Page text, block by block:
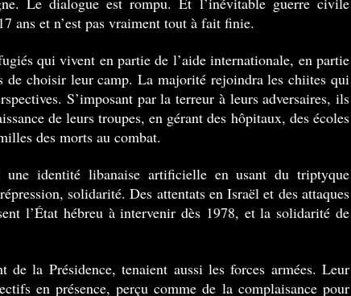
ans et n’est pas vraiment tout à fait finie.
qui vivent en partie de l’aide internationale, en partie
de choisir leur camp. La majorité rejoindra les chiites qui
S’imposant par la terreur à leurs adversaires, ils
de leurs troupes, en gérant des hôpitaux, des écoles
des morts au combat.
identité libanaise artificielle en usant du triptyque
solidarité. Des attentats en Israël et des attaques
l’État hébreu à intervenir dès 1978, et la solidarité de
de la Présidence, tenaient aussi les forces armées. Leur
en présence, perçu comme de la complaisance pour